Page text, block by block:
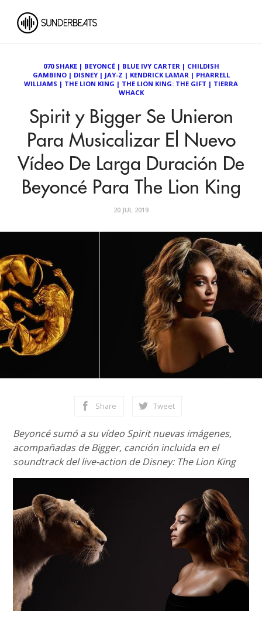
070 SHAKE| BEYONCÉ| BLUE IVY CARTER| CHILDISH
GAMBINO| DISNEY| JAY-Z | KENDRICK LAMAR| PHARRELL
WILLIAMS | THE LION KING | THE LION KING: THE GIFT | TIERRA
WHACK
Spirit y Bigger Se Unieron
Para Musicalizar El Nuevo
Vídeo De Larga Duración De
Beyoncé Para The Lion King
20 JUL 2019
Share Tweet
Beyoncé sumó a su vídeo Spirit nuevas imágenes,
acompañadas de Bigger, canción incluida en el
soundtrack del live-action de Disney: The Lion King